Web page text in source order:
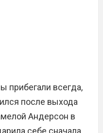
прибегали всегда,
после выхода
Андерсон в